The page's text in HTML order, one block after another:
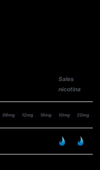
Sales
nicotina
06mg 12mg 18mg 10mg 20mg